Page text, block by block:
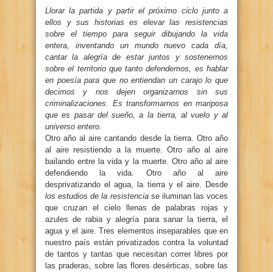
Llorar la partida y partir el próximo ciclo junto a
ellos y sus historias es elevar las resistencias
sobre el tiempo para seguir dibujando la vida
entera, inventando un mundo nuevo cada día,
cantar la alegría de estar juntos y sostenernos
sobre el territorio que tanto defendemos, es hablar
en poesía para que no entiendan un carajo lo que
decimos y nos dejen organizarnos sin sus
criminalizaciones. Es transformarnos en mariposa
que es pasar del sueño, a la tierra, al vuelo y al
universo entero.
Otro año al aire cantando desde la tierra. Otro año
al aire resistiendo a la muerte. Otro año al aire
bailando entre la vida y la muerte. Otro año al aire
defendiendo la vida. Otro año al aire
desprivatizando el agua, la tierra y el aire. Desde
los estudios de la resistenciase iluminan las voces
que cruzan el cielo llenas de palabras rojas y
azules de rabia y alegría para sanar la tierra, el
agua y el aire. Tres elementos inseparables que en
nuestro país están privatizados contra la voluntad
de tantos y tantas que necesitan correr libres por
las praderas, sobre las flores desérticas, sobre las